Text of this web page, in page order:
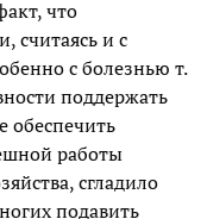
что
считаясь и с
с болезнью т.
поддержать
обеспечить
работы
сгладило
подавить